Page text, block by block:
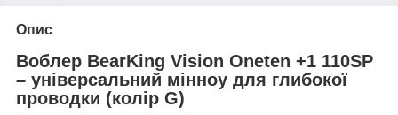
Опис
Воблер BearKing Vision Oneten +1 110SP
– універсальний мінноу для глибокої
проводки (колір G)